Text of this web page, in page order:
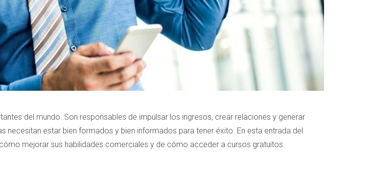
del mundo. Son responsables de impulsar los ingresos, crear relaciones y generar
estar bien formados y bien informados para tener éxito. En esta entrada del
mejorar sus habilidades comerciales y de cómo acceder a cursos gratuitos.